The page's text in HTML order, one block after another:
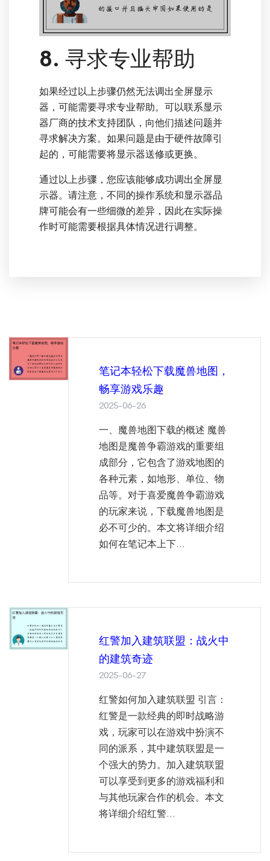
8. 寻求专业帮助
如果经过以上步骤仍然无法调出全屏显示
器，可能需要寻求专业帮助。可以联系显示
器厂商的技术支持团队，向他们描述问题并
寻求解决方案。如果问题是由于硬件故障引
起的，可能需要将显示器送修或更换。
通过以上步骤，您应该能够成功调出全屏显
示器。请注意，不同的操作系统和显示器品
牌可能会有一些细微的差异，因此在实际操
作时可能需要根据具体情况进行调整。
笔记本轻松下载魔兽地图，
畅享游戏乐趣
2025-06-26
一、魔兽地图下载的概述 魔兽
地图是魔兽争霸游戏的重要组
成部分，它包含了游戏地图的
各种元素，如地形、单位、物
品等。对于喜爱魔兽争霸游戏
的玩家来说，下载魔兽地图是
必不可少的。本文将详细介绍
如何在笔记本上下...
红警加入建筑联盟：战火中
的建筑奇迹
2025-06-27
红警如何加入建筑联盟 引言：
红警是一款经典的即时战略游
戏，玩家可以在游戏中扮演不
同的派系，其中建筑联盟是一
个强大的势力。加入建筑联盟
可以享受到更多的游戏福利和
与其他玩家合作的机会。本文
将详细介绍红警...